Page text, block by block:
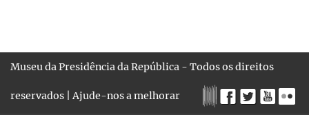
Museu da Presidência da República - Todos os direitos
reservados |Ajude-nos a melhorar